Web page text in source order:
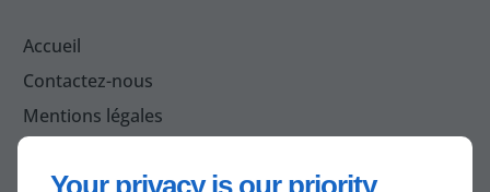
Your privacy is our priority
Accueil
Contactez-nous
Mentions légales